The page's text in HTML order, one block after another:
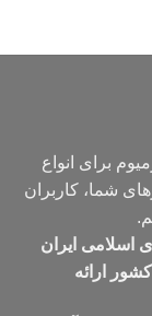
تومان399,000
برای انواع
شما، کاربران
اسلامی ایران
ارائه